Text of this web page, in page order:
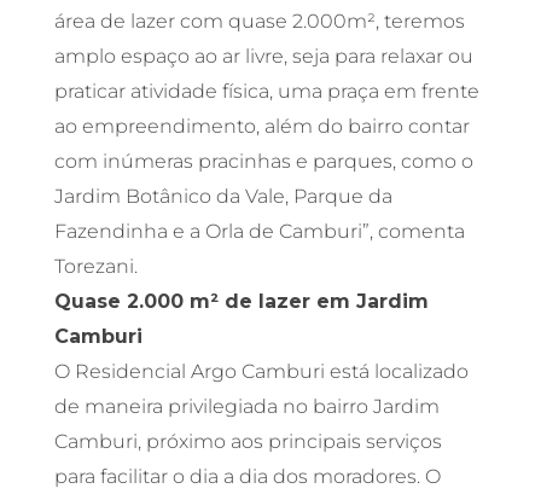
área de lazer com quase 2.000m², teremos
amplo espaço ao ar livre, seja para relaxar ou
praticar atividade física, uma praça em frente
ao empreendimento, além do bairro contar
com inúmeras pracinhas e parques, como o
Jardim Botânico da Vale, Parque da
Fazendinha e a Orla de Camburi”, comenta
Torezani.
Quase 2.000 m² de lazer em Jardim
Camburi
O Residencial Argo Camburi está localizado
de maneira privilegiada no bairro Jardim
Camburi, próximo aos principais serviços
para facilitar o dia a dia dos moradores. O